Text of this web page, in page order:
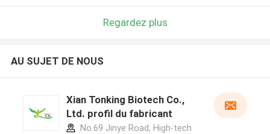
Regardez plus
AU SUJET DE NOUS
Xian Tonking Biotech Co.,
Ltd. profil du fabricant
No.69 Jinye Road, High-tech